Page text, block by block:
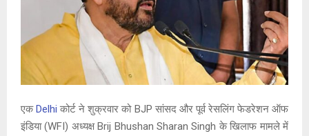
एकDelhi कोर्ट ने शुक्रवार को BJP सांसद और पूर्व रेसलिंग फेडरेशन ऑफ
इंडिया (WFI) अध्यक्ष Brij Bhushan Sharan Singh के खिलाफ मामले में